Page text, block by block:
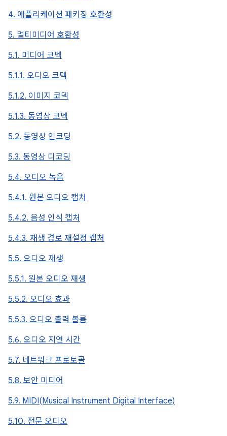
4. 애플리케이션 패키징 호환성
5. 멀티미디어 호환성
5.1. 미디어 코덱
5.1.1. 오디오 코덱
5.1.2. 이미지 코덱
5.1.3. 동영상 코덱
5.2. 동영상 인코딩
5.3. 동영상 디코딩
5.4. 오디오 녹음
5.4.1. 원본 오디오 캡처
5.4.2. 음성 인식 캡처
5.4.3. 재생 경로 재설정 캡처
5.5. 오디오 재생
5.5.1. 원본 오디오 재생
5.5.2. 오디오 효과
5.5.3. 오디오 출력 볼륨
5.6. 오디오 지연 시간
5.7. 네트워크 프로토콜
5.8. 보안 미디어
5.9. MIDI(Musical Instrument Digital Interface)
5.10. 전문 오디오